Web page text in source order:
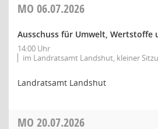
MO 06.07.2026
Ausschuss für Umwelt, Wertstoffe
14:00 Uhr
im Landratsamt Landshut, kleiner
Landratsamt Landshut
MO 20.07.2026